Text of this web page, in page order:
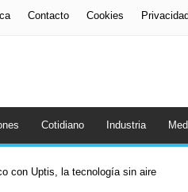
Contacto Cookies Privacidad
Cotidiano Industria
con Uptis, la tecnología sin aire